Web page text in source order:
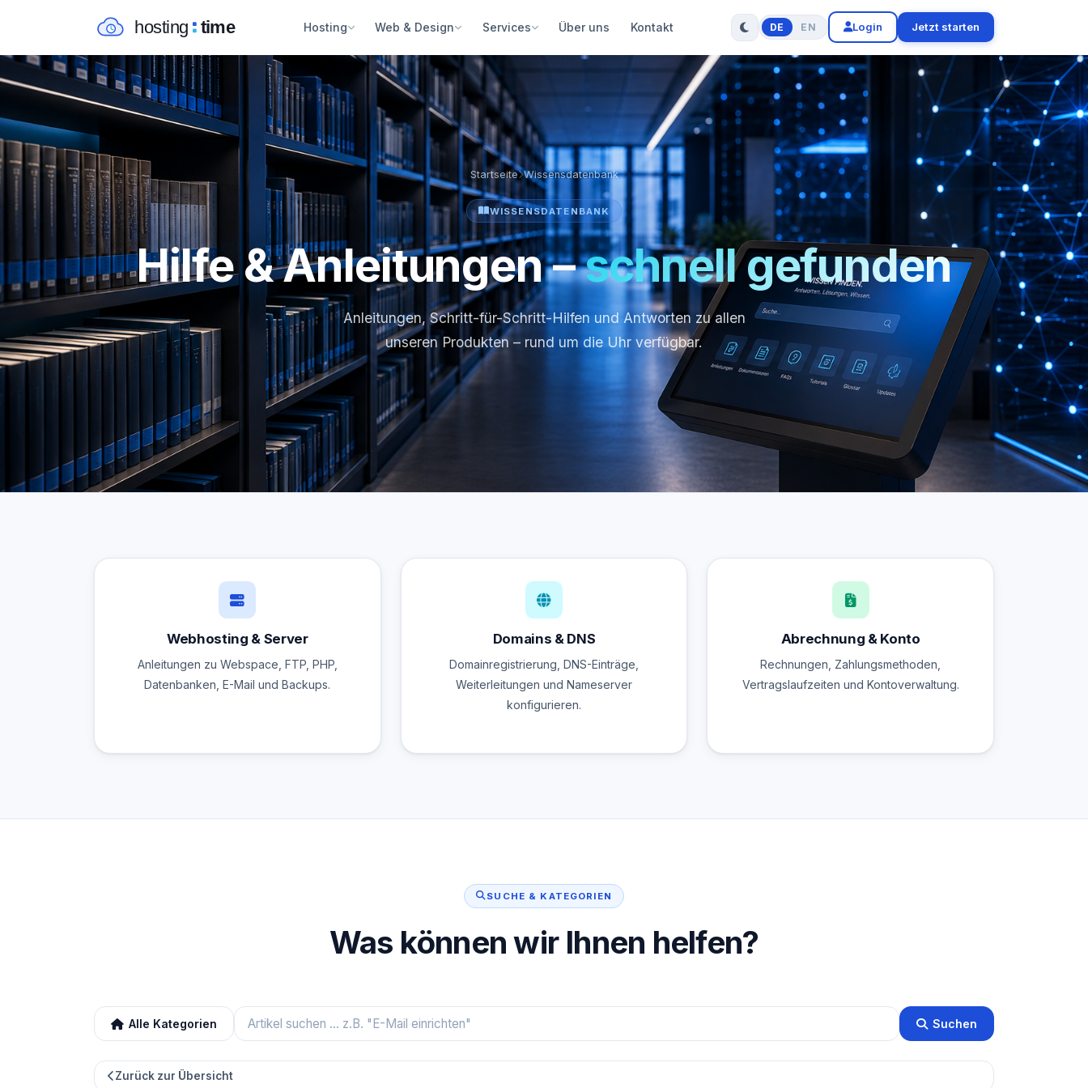
Hosting Web & Design Services Über uns Kontakt DE EN Login Jetzt starten
Startseite Wissensdatenbank
WISSENSDATENBANK
Hilfe & Anleitungen –schnell gefunden
Anleitungen, Schritt-für-Schritt-Hilfen und Antworten zu allen
unseren Produkten – rund um die Uhr verfügbar.
Webhosting & Server
Anleitungen zu Webspace, FTP, PHP,
Datenbanken, E-Mail und Backups.
Domains & DNS
Domainregistrierung, DNS-Einträge,
Weiterleitungen und Nameserver
konfigurieren.
Abrechnung & Konto
Rechnungen, Zahlungsmethoden,
Vertragslaufzeiten und Kontoverwaltung.
SUCHE & KATEGORIEN
Was können wir Ihnen helfen?
Alle Kategorien Suchen
Zurück zur Übersicht